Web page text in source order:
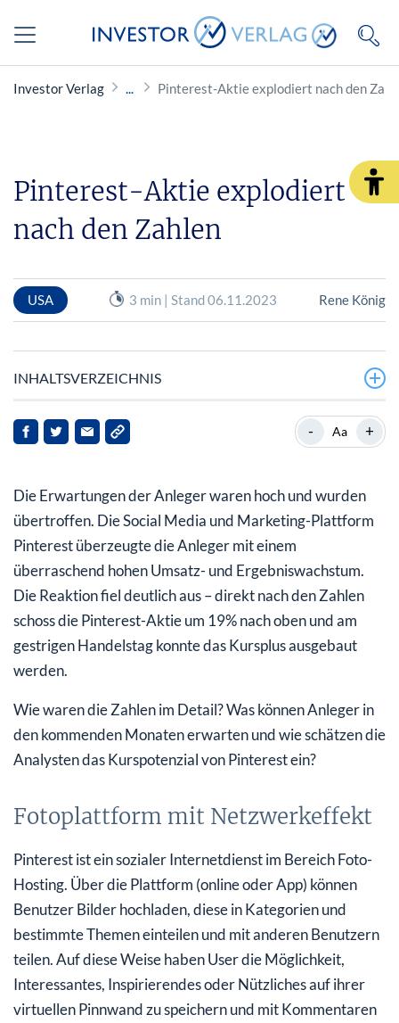
Investor Verlag Pinterest-Aktie explodiert nach den
Pinterest-Aktie explodiert
nach den Zahlen
USA 3 min | Stand 06.11.2023 Rene König
INHALTSVERZEICHNIS
Fotoplattform mit Netzwerkeffekt
Lukrative Nutzer in den USA
Weiteres Wachstum in Sicht
Analysten weiterhin zurückhaltend
- Aa +
Die Erwartungen der Anleger waren hoch und wurden
übertroffen. Die Social Media und Marketing-Plattform
Pinterest überzeugte die Anleger mit einem
überraschend hohen Umsatz- und Ergebniswachstum.
Die Reaktion fiel deutlich aus – direkt nach den Zahlen
schoss die Pinterest-Aktie um 19% nach oben und am
gestrigen Handelstag konnte das Kursplus ausgebaut
werden.
Wie waren die Zahlen im Detail? Was können Anleger in
den kommenden Monaten erwarten und wie schätzen die
Analysten das Kurspotenzial von Pinterest ein?
Fotoplattform mit Netzwerkeffekt
Pinterest ist ein sozialer Internetdienst im Bereich Foto-
Hosting. Über die Plattform (online oder App) können
Benutzer Bilder hochladen, diese in Kategorien und
bestimmte Themen einteilen und mit anderen Benutzern
teilen. Auf diese Weise haben User die Möglichkeit,
Interessantes, Inspirierendes oder Nützliches auf ihrer
virtuellen Pinnwand zu speichern und mit Kommentaren